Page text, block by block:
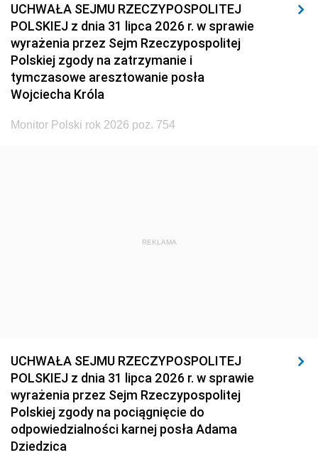
UCHWAŁA SEJMU RZECZYPOSPOLITEJ
POLSKIEJ z dnia 31 lipca 2026 r. w sprawie
wyrażenia przez Sejm Rzeczypospolitej
Polskiej zgody na zatrzymanie i
tymczasowe aresztowanie posła
Wojciecha Króla
Monitor Polski rok 2026 poz. 754
REKLAMA
UCHWAŁA SEJMU RZECZYPOSPOLITEJ
POLSKIEJ z dnia 31 lipca 2026 r. w sprawie
wyrażenia przez Sejm Rzeczypospolitej
Polskiej zgody na pociągnięcie do
odpowiedzialności karnej posła Adama
Dziedzica